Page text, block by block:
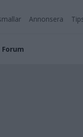
Annonsera
Forum